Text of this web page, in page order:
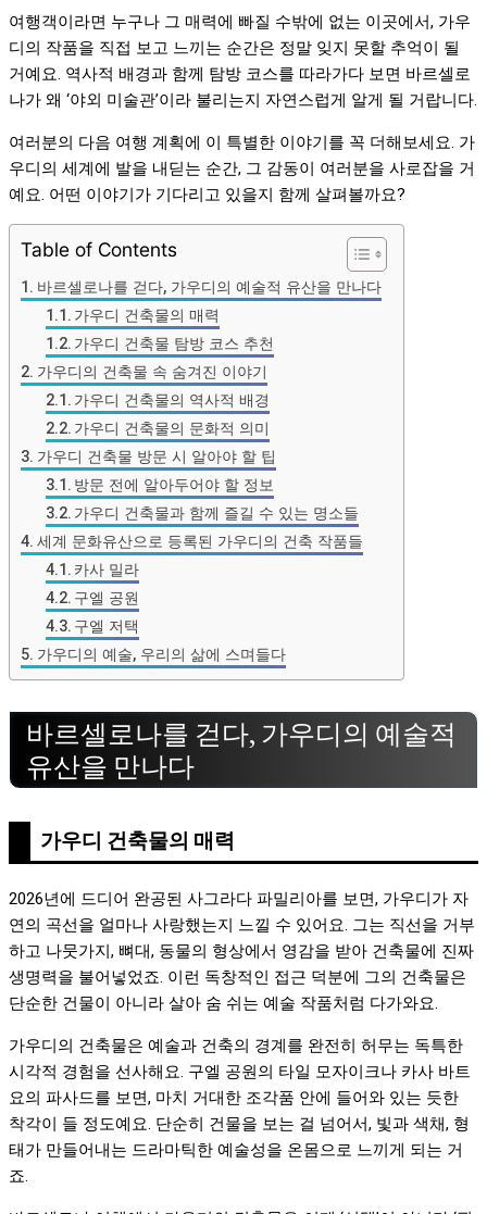
여행객이라면 누구나 그 매력에 빠질 수밖에 없는 이곳에서, 가우
디의 작품을 직접 보고 느끼는 순간은 정말 잊지 못할 추억이 될
거예요. 역사적 배경과 함께 탐방 코스를 따라가다 보면 바르셀로
나가 왜 ‘야외 미술관’이라 불리는지 자연스럽게 알게 될 거랍니다.
여러분의 다음 여행 계획에 이 특별한 이야기를 꼭 더해보세요. 가
우디의 세계에 발을 내딛는 순간, 그 감동이 여러분을 사로잡을 거
예요. 어떤 이야기가 기다리고 있을지 함께 살펴볼까요?
Table of Contents
바르셀로나를 걷다, 가우디의 예술적 유산을 만나다
가우디 건축물의 매력
가우디 건축물 탐방 코스 추천
가우디의 건축물 속 숨겨진 이야기
가우디 건축물의 역사적 배경
가우디 건축물의 문화적 의미
가우디 건축물 방문 시 알아야 할 팁
방문 전에 알아두어야 할 정보
가우디 건축물과 함께 즐길 수 있는 명소들
세계 문화유산으로 등록된 가우디의 건축 작품들
카사 밀라
구엘 공원
구엘 저택
가우디의 예술, 우리의 삶에 스며들다
바르셀로나를 걷다, 가우디의 예술적
유산을 만나다
가우디 건축물의 매력
2026년에 드디어 완공된 사그라다 파밀리아를 보면, 가우디가 자
연의 곡선을 얼마나 사랑했는지 느낄 수 있어요. 그는 직선을 거부
하고 나뭇가지, 뼈대, 동물의 형상에서 영감을 받아 건축물에 진짜
생명력을 불어넣었죠. 이런 독창적인 접근 덕분에 그의 건축물은
단순한 건물이 아니라 살아 숨 쉬는 예술 작품처럼 다가와요.
가우디의 건축물은 예술과 건축의 경계를 완전히 허무는 독특한
시각적 경험을 선사해요. 구엘 공원의 타일 모자이크나 카사 바트
요의 파사드를 보면, 마치 거대한 조각품 안에 들어와 있는 듯한
착각이 들 정도예요. 단순히 건물을 보는 걸 넘어서, 빛과 색채, 형
태가 만들어내는 드라마틱한 예술성을 온몸으로 느끼게 되는 거
죠.